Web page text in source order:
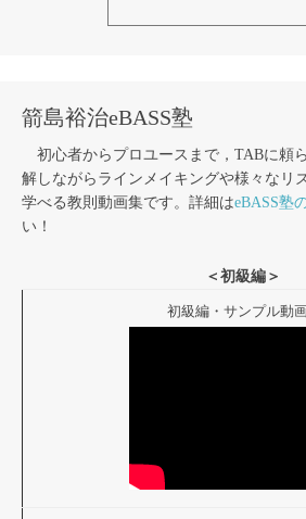
箭島裕治eBASS塾
初心者からプロユースまで，TABに頼
解しながらラインメイキングや様々なリ
学べる教則動画集です。詳細はeBASS塾
い！
＜初級編＞
初級編・サンプル動